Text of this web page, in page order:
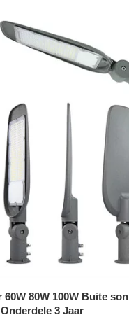
60W 80W 100W Buite
3 Jaar